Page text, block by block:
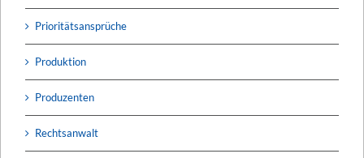
Prioritätsansprüche
Produktion
Produzenten
Rechtsanwalt